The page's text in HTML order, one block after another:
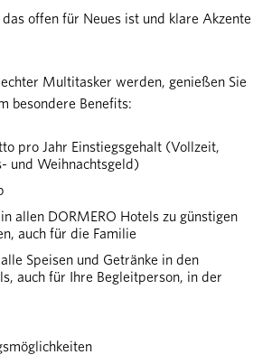
offen für Neues ist und klare Akzente
Multitasker werden, genießen Sie
besondere Benefits:
pro Jahr Einstiegsgehalt (Vollzeit,
und Weihnachtsgeld)
allen DORMERO Hotels zu günstigen
auch für die Familie
Speisen und Getränke in den
auch für Ihre Begleitperson, in der